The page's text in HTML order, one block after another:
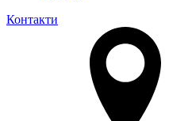
Контакти